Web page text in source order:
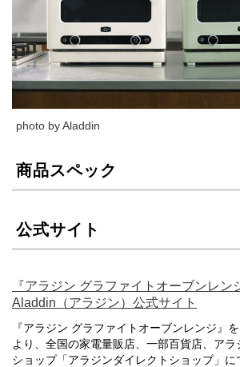
photo by Aladdin
商品スペック
公式サイト
『アラジン グラファイトオーブンレン
Aladdin（アラジン）公式サイト
『アラジン グラファイトオーブンレンジ』
より、全国の家電量販店、一部百貨店、ア
ショップ「アラジンダイレクトショップ」に